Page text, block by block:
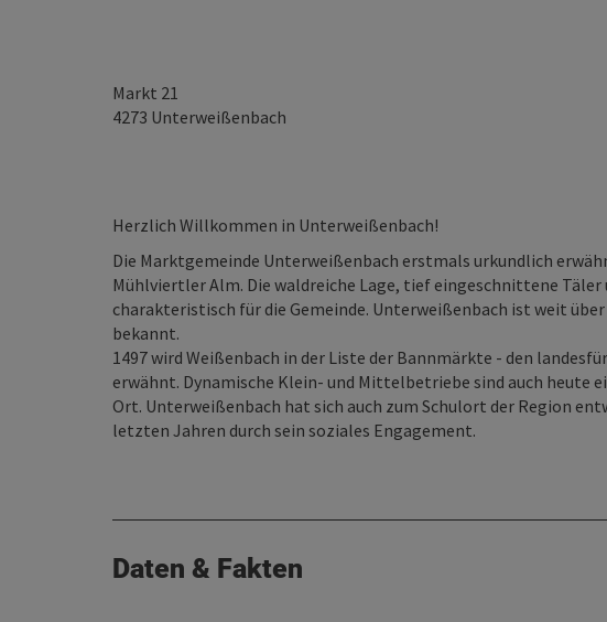
Markt 21
4273 Unterweißenbach
Herzlich Willkommen in Unterweißenbach!
Die Marktgemeinde Unterweißenbach erstmals urkundlich
Mühlviertler Alm. Die waldreiche Lage, tief eingeschnittene Täler
charakteristisch für die Gemeinde. Unterweißenbach ist weit
bekannt.
1497 wird Weißenbach in der Liste der Bannmärkte - den
erwähnt. Dynamische Klein- und Mittelbetriebe sind auch heute
Ort. Unterweißenbach hat sich auch zum Schulort der Region
letzten Jahren durch sein soziales Engagement.
Daten & Fakten